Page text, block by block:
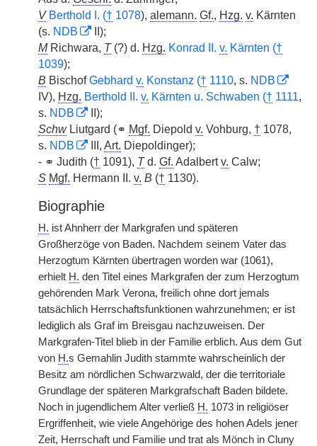
V Berthold I. († 1078), alemann. Gf., Hzg. v. Kärnten
(s. NDB
II);
MRichwara, T(?) d. Hzg. Konrad II. v. Kärnten (†
1039);
B BischofGebhard v. Konstanz († 1110, s. NDB
IV), Hzg. Berthold II. v. Kärnten u. Schwaben († 1111,
s. NDB
II);
SchwLiutgard (⚭ Mgf. Diepold v. Vohburg, † 1078,
s. NDB III, Art. Diepoldinger);
- ⚭ Judith († 1091), Td. Gf. Adalbertv. Calw;
S Mgf. Hermann II. v. B († 1130).
Biographie
H. ist Ahnherr der Markgrafen und späteren
Großherzöge von Baden. Nachdem seinem Vater das
Herzogtum Kärnten übertragen worden war (1061),
erhielt H. den Titel eines Markgrafen der zum Herzogtum
gehörenden Mark Verona, freilich ohne dort jemals
tatsächlich Herrschaftsfunktionen wahrzunehmen; er ist
lediglich als Graf im Breisgau nachzuweisen. Der
Markgrafen-Titel blieb in der Familie erblich. Aus dem Gut
von H.s Gemahlin Judith stammte wahrscheinlich der
Besitz am nördlichen Schwarzwald, der die territoriale
Grundlage der späteren Markgrafschaft Baden bildete.
Noch in jugendlichem Alter verließ H. 1073 in religiöser
Ergriffenheit, wie viele Angehörige des hohen Adels jener
Zeit, Herrschaft und Familie und trat als Mönch in Cluny